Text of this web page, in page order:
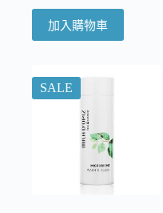
加入購物車
SALE